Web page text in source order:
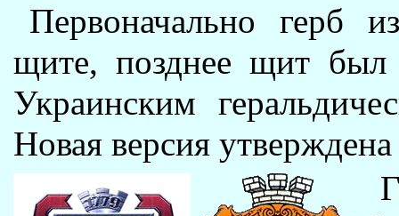
Первоначально герб
щите, позднее щит был
Украинским
Новая версия